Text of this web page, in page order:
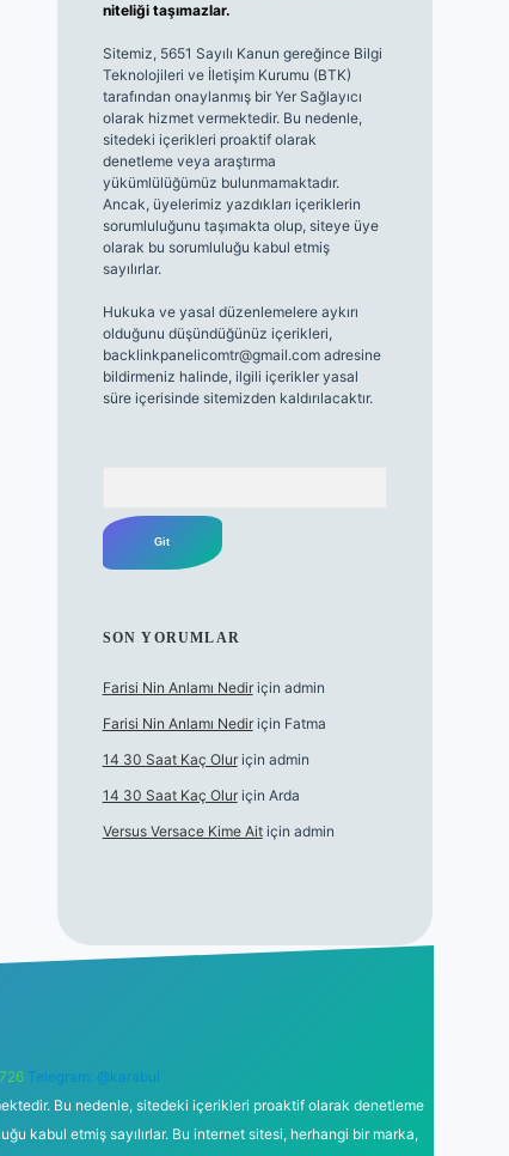
niteliği taşımazlar.
Sitemiz, 5651 Sayılı Kanun gereğince Bilgi
Teknolojileri ve İletişim Kurumu (BTK)
tarafından onaylanmış bir Yer Sağlayıcı
olarak hizmet vermektedir. Bu nedenle,
sitedeki içerikleri proaktif olarak
denetleme veya araştırma
yükümlülüğümüz bulunmamaktadır.
Ancak, üyelerimiz yazdıkları içeriklerin
sorumluluğunu taşımakta olup, siteye üye
olarak bu sorumluluğu kabul etmiş
sayılırlar.
Hukuka ve yasal düzenlemelere aykırı
olduğunu düşündüğünüz içerikleri,
backlinkpanelicomtr@gmail.comadresine
bildirmeniz halinde, ilgili içerikler yasal
süre içerisinde sitemizden kaldırılacaktır.
SON YORUMLAR
Farisi Nin Anlamı Nediriçin admin
Farisi Nin Anlamı Nediriçin Fatma
14 30 Saat Kaç Oluriçin admin
14 30 Saat Kaç Oluriçin Arda
Versus Versace Kime Aitiçin admin
Telegram: @karabul
Bu nedenle, sitedeki içerikleri proaktif olarak denetleme
kabul etmiş sayılırlar. Bu internet sitesi, herhangi bir marka,